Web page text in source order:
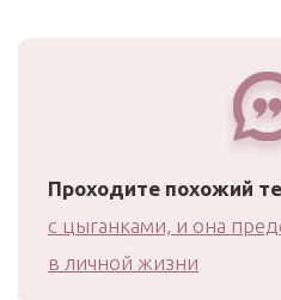
Проходите похожий
с цыганками, и она
в личной жизни